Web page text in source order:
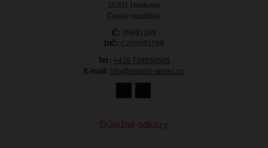
25301 Hostivice
Česká republika
IČ: 05891299
DIČ: CZ05891299
Tel.: +420 734859585
E-mail: info@organic-wines.cz
Důležité odkazy